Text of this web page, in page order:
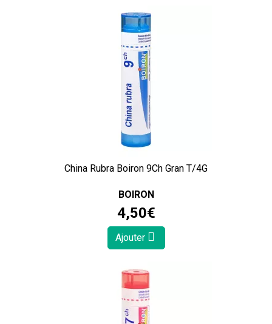
China Rubra Boiron 9Ch Gran T/4G
BOIRON
4,50€
Ajouter